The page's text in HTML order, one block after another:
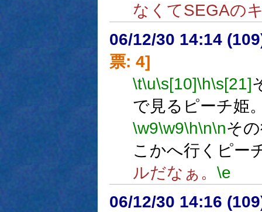
なくてSEGAの
06/12/30 14:14
票: 4]
\t\u\s[10]\h\s[21]
で見るピーチ姫
\w9\w9\h\n\nそ
こかへ行くピー
ルだなぁ。 \e
06/12/30 14:16